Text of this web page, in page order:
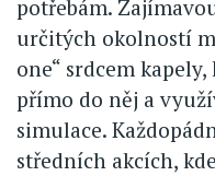
potřebám.
určitých okolností
one“ srdcem
přímo do něj a
simulace.
středních akcích,